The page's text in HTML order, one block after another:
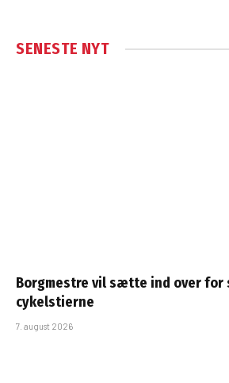
SENESTE NYT
Borgmestre vil sætte ind over for
cykelstierne
7. august 2026